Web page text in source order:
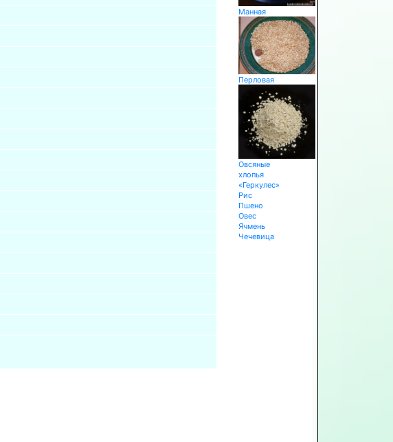
Манная
Перловая
Овсяные
хлопья
«Геркулес»
Рис
Пшено
Овес
Ячмень
Чечевица